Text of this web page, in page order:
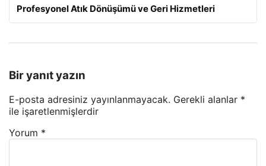
Profesyonel Atık Dönüşümü ve Geri Hizmetleri
Bir yanıt yazın
E-posta adresiniz yayınlanmayacak. Gerekli alanlar *
ile işaretlenmişlerdir
Yorum *